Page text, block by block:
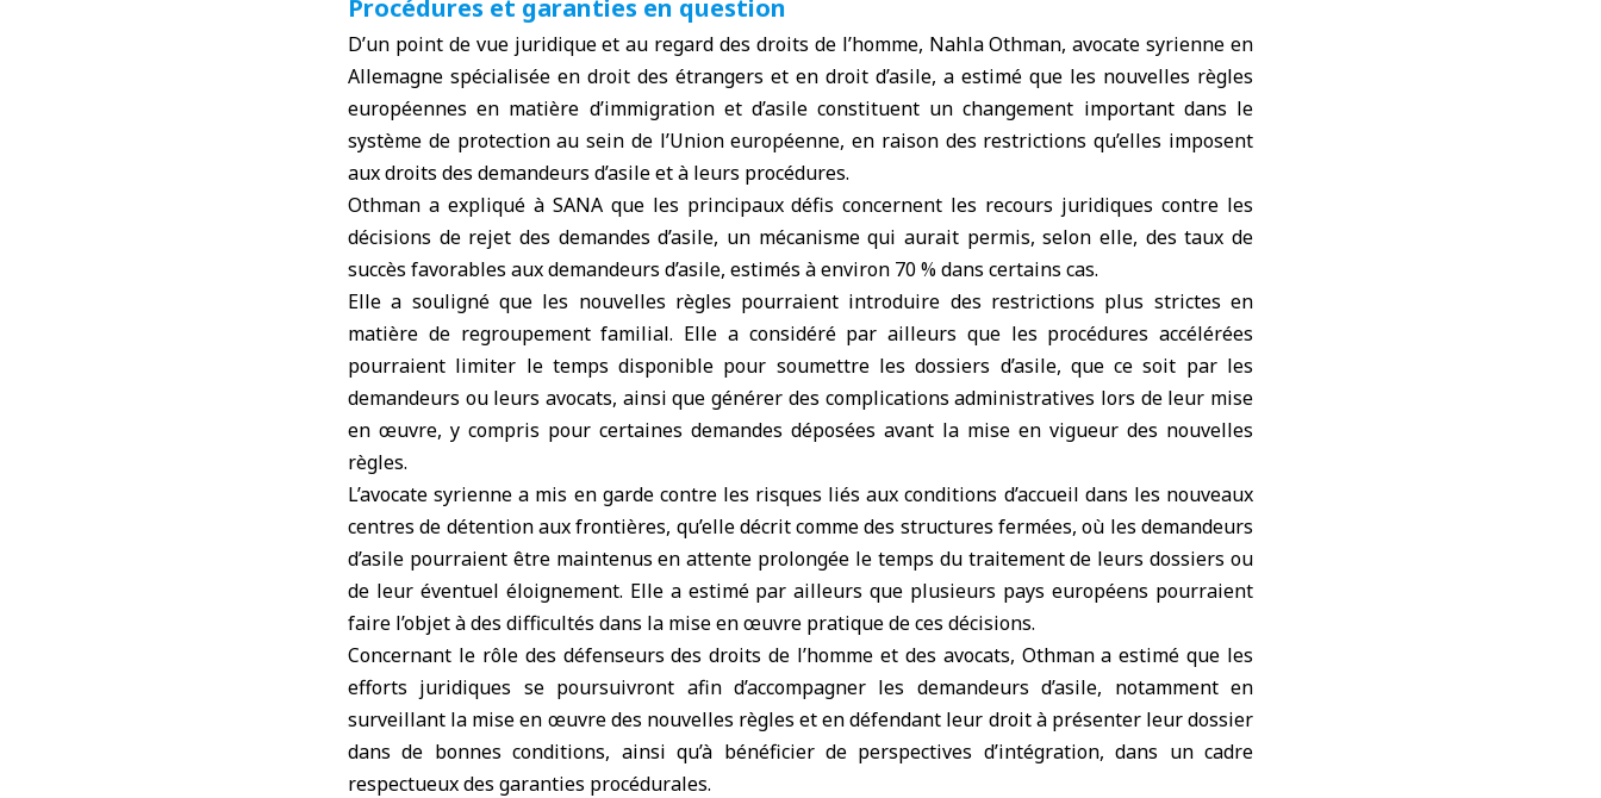
Procédures et garanties en question
D’un point de vue juridique et au regard des droits de l’homme, Nahla Othman, avocate syrienne en
Allemagne spécialisée en droit des étrangers et en droit d’asile, a estimé que les nouvelles règles
européennes en matière d’immigration et d’asile constituent un changement important dans le
système de protection au sein de l’Union européenne, en raison des restrictions qu’elles imposent
aux droits des demandeurs d’asile et à leurs procédures.
Othman a expliqué à SANA que les principaux défis concernent les recours juridiques contre les
décisions de rejet des demandes d’asile, un mécanisme qui aurait permis, selon elle, des taux de
succès favorables aux demandeurs d’asile, estimés à environ 70 % dans certains cas.
Elle a souligné que les nouvelles règles pourraient introduire des restrictions plus strictes en
matière de regroupement familial. Elle a considéré par ailleurs que les procédures accélérées
pourraient limiter le temps disponible pour soumettre les dossiers d’asile, que ce soit par les
demandeurs ou leurs avocats, ainsi que générer des complications administratives lors de leur mise
en œuvre, y compris pour certaines demandes déposées avant la mise en vigueur des nouvelles
règles.
L’avocate syrienne a mis en garde contre les risques liés aux conditions d’accueil dans les nouveaux
centres de détention aux frontières, qu’elle décrit comme des structures fermées, où les demandeurs
d’asile pourraient être maintenus en attente prolongée le temps du traitement de leurs dossiers ou
de leur éventuel éloignement. Elle a estimé par ailleurs que plusieurs pays européens pourraient
faire l’objet à des difficultés dans la mise en œuvre pratique de ces décisions.
Concernant le rôle des défenseurs des droits de l’homme et des avocats, Othman a estimé que les
efforts juridiques se poursuivront afin d’accompagner les demandeurs d’asile, notamment en
surveillant la mise en œuvre des nouvelles règles et en défendant leur droit à présenter leur dossier
dans de bonnes conditions, ainsi qu’à bénéficier de perspectives d’intégration, dans un cadre
respectueux des garanties procédurales.